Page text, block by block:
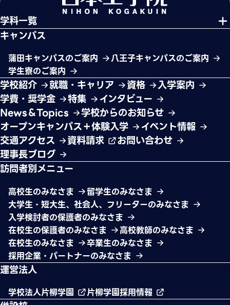
学科一覧
キャンパス
蒲田キャンパスのご案内
八王子キャンパスのご案内
学生寮のご案内
学校紹介 就職・キャリア 資格
入学案内
学費・奨学金
特集
インタビュー
News＆Topics
学校からのお知らせ
オープンキャンパス＋体験入学
イベント情報
交通アクセス
資料請求
お問い合わせ
理事長ブログ
訪問者別メニュー
高校生のみなさま
留学生のみなさま
大学生・短大生、社会人、フリーターのみなさま
入学検討者の保護者のみなさま
在校生の保護者のみなさま
高校教師のみなさま
在校生のみなさま
卒業生のみなさま
採用企業・パートナーのみなさま
運営法人
学校法人片柳学園 片柳学園採用情報